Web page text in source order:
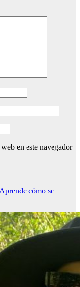
en este navegador
Aprende cómo se